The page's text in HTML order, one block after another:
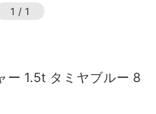
1 / 1
ー 1.5t タミヤブルー 8